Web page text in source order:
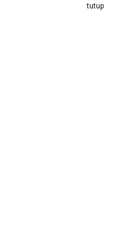
tutup